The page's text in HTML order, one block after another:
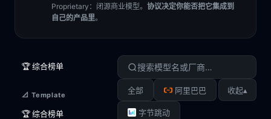
Proprietary ：闭源商业模型。 协议决定你能否把它集成到
自己的产品里。
🏆 综合榜单
📐 Template
🏆 综合榜单
全部 阿里巴巴
字节跳动
收起▴